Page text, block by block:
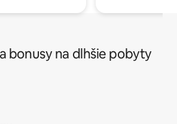
bonusy na dlhšie pobyty